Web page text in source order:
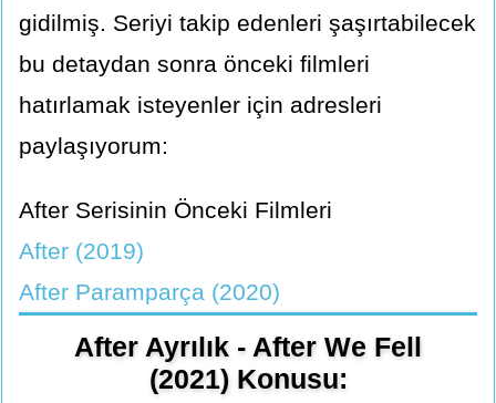
gidilmiş. Seriyi takip edenleri şaşırtabilecek
bu detaydan sonra önceki filmleri
hatırlamak isteyenler için adresleri
paylaşıyorum:
After Serisinin Önceki Filmleri
After (2019)
After Paramparça (2020)
After Ayrılık - After We Fell
(2021) Konusu: